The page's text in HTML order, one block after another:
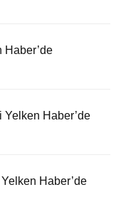
Haber’de
Yelken Haber’de
Haber’de